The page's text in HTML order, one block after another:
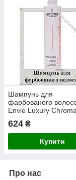
Шампунь для
фарбованого
Envie Luxury
Shampoo 250 мл
624 ₴
Купити
Про нас